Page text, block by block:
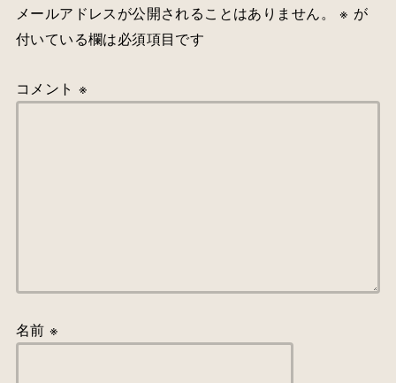
メールアドレスが公開されることはありません。 ※ が
付いている欄は必須項目です
コメント ※
名前※